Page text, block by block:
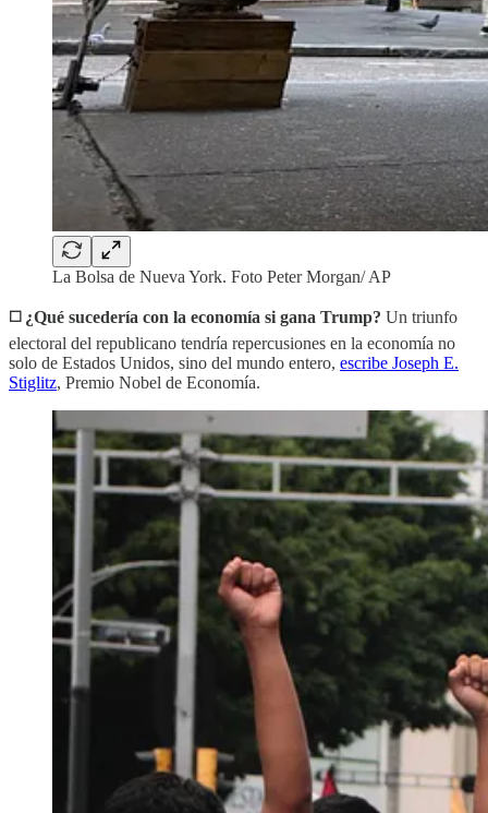
La Bolsa de Nueva York. Foto Peter Morgan/ AP
◻️ ¿Qué sucedería con la economía si gana Trump? Un triunfo
electoral del republicano tendría repercusiones en la economía no
solo de Estados Unidos, sino del mundo entero, escribe Joseph E.
Stiglitz, Premio Nobel de Economía.